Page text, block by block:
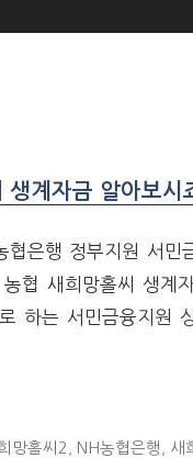
생계자금 알아보시
협은행 정부지원 서
협 새희망홀씨 생계
하는 서민금융지원
망홀씨2 NH농협은행 새